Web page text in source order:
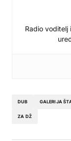
Radio voditelj
DUB GALERIJA
ZA DŽ